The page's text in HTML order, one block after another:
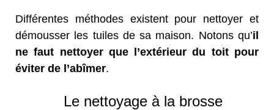
Différentes méthodes existent pour nettoyer et
démousser les tuiles de sa maison. Notons qu’il
ne faut nettoyer que l’extérieur du toit pour
éviter de l’abîmer.
Le nettoyage à la brosse